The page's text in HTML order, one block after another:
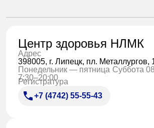
Центр здоровья НЛМК
Адрес
398005, г. Липецк, пл. Металлургов,
Понедельник — пятница
7:30–20:00
Суббота
Регистратура
+7 (4742) 55-55-43